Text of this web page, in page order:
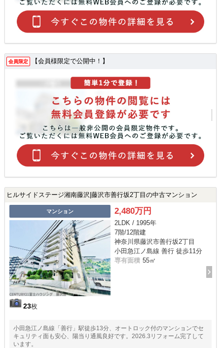
会員限定 【会員様限定で公開中！】
ヒルサイドステージ湘南藤沢|藤沢市善行坂2丁目の中古マンション
マンション
23枚
2,480万円
2LDK / 1995年
7階/12階建
神奈川県藤沢市善行坂2丁目
小田急江ノ島線 善行 徒歩11分
専有面積 55㎡
小田急江ノ島線「善行」駅徒歩13分、オートロック付のマンションでセ
キュリティ面も安心、陽当り通風良好です。2026.3リフォーム完了して
います。